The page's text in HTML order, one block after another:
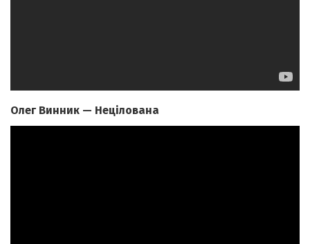
Олег Винник — Нецілована